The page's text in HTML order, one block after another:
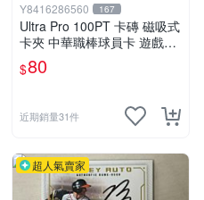
Y8416286560 167
Ultra Pro 100PT 卡磚 磁吸式
卡夾 中華職棒球員卡 遊戲王
寶可夢PTCG 漫威 NBA
$80
近期銷量31件
超人氣賣家